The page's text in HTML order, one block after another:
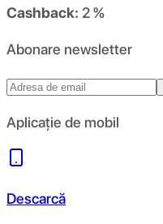
Cashback: 2 %
Abonare newsletter
Aplicație de mobil
Descarcă